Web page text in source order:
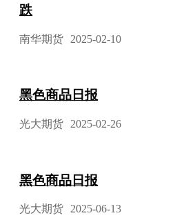
跌
南华期货 2025-02-10
黑色商品日报
光大期货 2025-02-26
黑色商品日报
光大期货 2025-06-13